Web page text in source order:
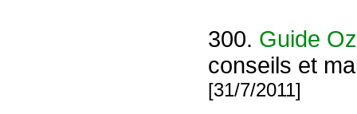
300. Guide
conseils et
[31/7/2011]